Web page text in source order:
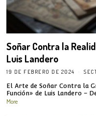
Soñar Contra la
Luis Landero
19 DE FEBRERO DE 2024
El Arte de Soñar Contra la
Función» de Luis Landero –
More